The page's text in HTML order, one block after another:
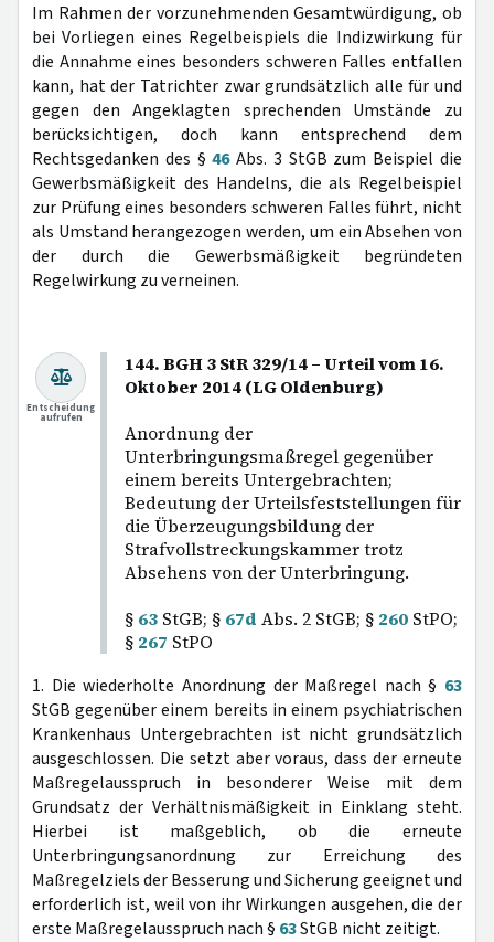
Im Rahmen der vorzunehmenden Gesamtwürdigung, ob
bei Vorliegen eines Regelbeispiels die Indizwirkung für
die Annahme eines besonders schweren Falles entfallen
kann, hat der Tatrichter zwar grundsätzlich alle für und
gegen den Angeklagten sprechenden Umstände zu
berücksichtigen, doch kann entsprechend dem
Rechtsgedanken des §46Abs. 3 StGB zum Beispiel die
Gewerbsmäßigkeit des Handelns, die als Regelbeispiel
zur Prüfung eines besonders schweren Falles führt, nicht
als Umstand herangezogen werden, um ein Absehen von
der durch die Gewerbsmäßigkeit begründeten
Regelwirkung zu verneinen.
144. BGH 3 StR 329/14 – Urteil vom 16.
Oktober 2014 (LG Oldenburg)
Anordnung der
Unterbringungsmaßregel gegenüber
einem bereits Untergebrachten;
Bedeutung der Urteilsfeststellungen für
die Überzeugungsbildung der
Strafvollstreckungskammer trotz
Absehens von der Unterbringung.
§ 63 StGB; § 67d Abs. 2 StGB; § 260 StPO;
§ 267 StPO
Entscheidung
aufrufen
1. Die wiederholte Anordnung der Maßregel nach § 63
StGB gegenüber einem bereits in einem psychiatrischen
Krankenhaus Untergebrachten ist nicht grundsätzlich
ausgeschlossen. Die setzt aber voraus, dass der erneute
Maßregelausspruch in besonderer Weise mit dem
Grundsatz der Verhältnismäßigkeit in Einklang steht.
Hierbei ist maßgeblich, ob die erneute
Unterbringungsanordnung zur Erreichung des
Maßregelziels der Besserung und Sicherung geeignet und
erforderlich ist, weil von ihr Wirkungen ausgehen, die der
erste Maßregelausspruch nach § 63StGB nicht zeitigt.